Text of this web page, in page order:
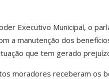
Executivo Municipal, o
a manutenção dos
que tem gerado
moradores receberam os